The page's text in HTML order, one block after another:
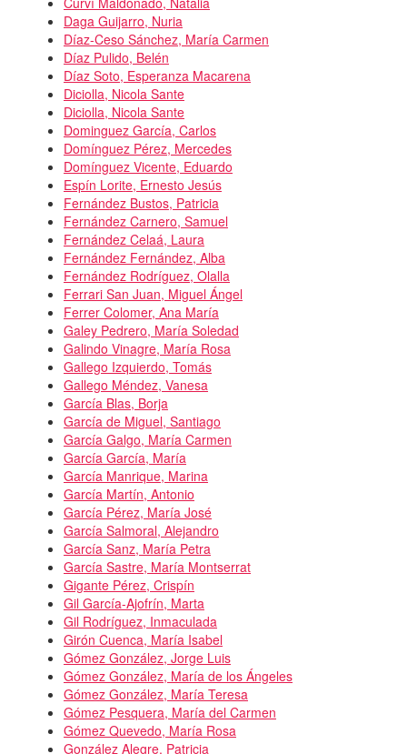
Daga Guijarro, Nuria
Díaz-Ceso Sánchez, María Carmen
Díaz Pulido, Belén
Díaz Soto, Esperanza Macarena
Diciolla, Nicola Sante
Diciolla, Nicola Sante
Dominguez García, Carlos
Domínguez Pérez, Mercedes
Domínguez Vicente, Eduardo
Espín Lorite, Ernesto Jesús
Fernández Bustos, Patricia
Fernández Carnero, Samuel
Fernández Celaá, Laura
Fernández Fernández, Alba
Fernández Rodríguez, Olalla
Ferrari San Juan, Miguel Ángel
Ferrer Colomer, Ana María
Galey Pedrero, María Soledad
Galindo Vinagre, María Rosa
Gallego Izquierdo, Tomás
Gallego Méndez, Vanesa
García Blas, Borja
García de Miguel, Santiago
García Galgo, María Carmen
García García, María
García Manrique, Marina
García Martín, Antonio
García Pérez, María José
García Salmoral, Alejandro
García Sanz, María Petra
García Sastre, María Montserrat
Gigante Pérez, Crispín
Gil García-Ajofrín, Marta
Gil Rodríguez, Inmaculada
Girón Cuenca, María Isabel
Gómez González, Jorge Luis
Gómez González, María de los Ángeles
Gómez González, María Teresa
Gómez Pesquera, María del Carmen
Gómez Quevedo, María Rosa
González Alegre, Patricia